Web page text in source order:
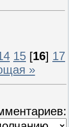
15 [16] 17
»